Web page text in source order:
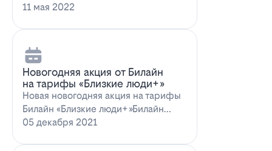
предлагает выг…
11 мая 2022
Новогодняя акция от Билайн
на тарифы «Близкие люди+»
Новая новогодняя акция на тарифы
Билайн «Близкие люди+»Билайн
предлагает новогоднее пред…
05 декабря 2021